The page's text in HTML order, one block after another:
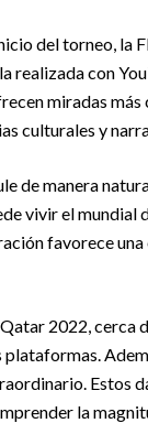
del torneo, la
realizada con
miradas más
culturales y
de manera
vivir el mundial
favorece
2022, cerca
Estos
la